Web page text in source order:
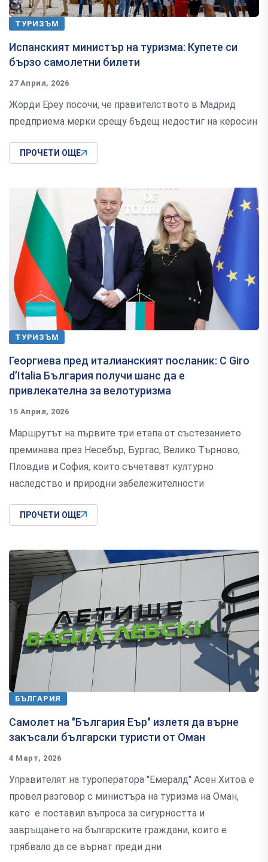
ТУРИЗЪМ
Испанският министър на туризма: Купете си
бързо самолетни билети
27 Април, 2026
Жорди Ереу посочи, че правителството в Мадрид
предприема мерки срещу бъдещ недостиг на керосин
ПРОЧЕТИ ОЩЕ
ТУРИЗЪМ
Георгиева пред италианският посланик: С Giro
d’Italia България получи шанс да е
привлекателна за велотуризма
15 Април, 2026
Маршрутът на първите три етапа от състезанието
преминава през Несебър, Бургас, Велико Търново,
Пловдив и София, които съчетават културно
наследство и природни забележителности
ПРОЧЕТИ ОЩЕ
БЪЛГАРИЯ
Самолет на "България Еър" излетя да върне
закъсали български туристи от Оман
4 Март, 2026
Управителят на туроператора "Емералд" Асен Хитов е
провел разговор с министъра на туризма на Оман,
като е поставил въпроса за сигурността и
завръщането на българските граждани, които е
трябвало да се върнат преди дни